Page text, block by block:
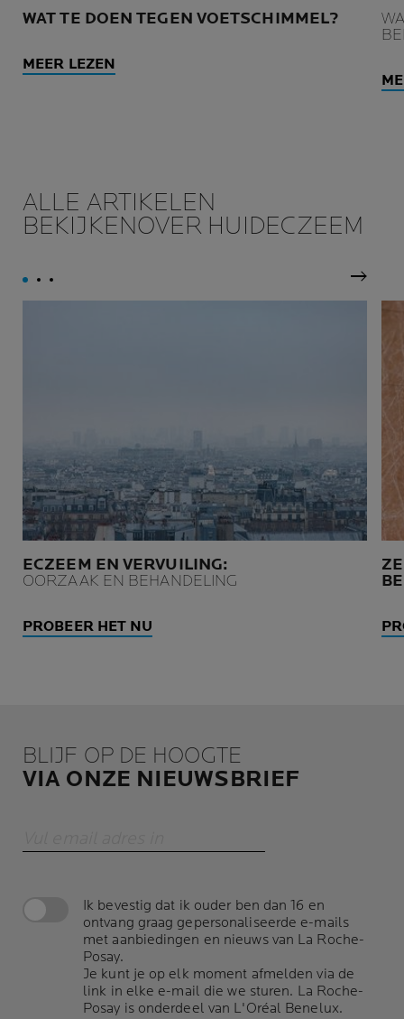
WAT TE DOEN TEGEN VOETSCHIMMEL?
MEER LEZEN
ALLE ARTIKELEN
BEKIJKENOVER HUIDECZEEM
ECZEEM EN VERVUILING:
OORZAAK EN BEHANDELING
PROBEER HET NU
BLIJF OP DE HOOGTE
VIA ONZE NIEUWSBRIEF
Ik bevestig dat ik ouder ben dan 16 en
ontvang graag gepersonaliseerde e-mails
met aanbiedingen en nieuws van La Roche-
Posay.
Je kunt je op elk moment afmelden via de
link in elke e-mail die we sturen. La Roche-
Posay is onderdeel van L'Oréal Benelux.